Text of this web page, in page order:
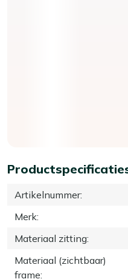
Artikelnummer:
Merk:
Materiaal zitting:
Materiaal (zichtbaar)
frame: